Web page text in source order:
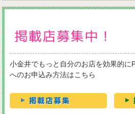
小金井でもっと自分のお店を効果的に
へのお申込み方法はこちら